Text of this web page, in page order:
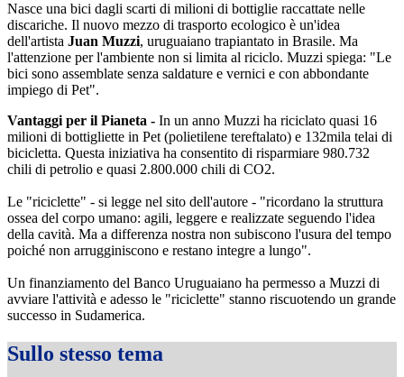
Nasce una bici dagli scarti di milioni di bottiglie raccattate nelle
discariche. Il nuovo mezzo di trasporto ecologico è un'idea
dell'artista Juan Muzzi, uruguaiano trapiantato in Brasile. Ma
l'attenzione per l'ambiente non si limita al riciclo. Muzzi spiega: "Le
bici sono assemblate senza saldature e vernici e con abbondante
impiego di Pet".
Vantaggi per il Pianeta - In un anno Muzzi ha riciclato quasi 16
milioni di bottigliette in Pet (polietilene tereftalato) e 132mila telai di
bicicletta. Questa iniziativa ha consentito di risparmiare 980.732
chili di petrolio e quasi 2.800.000 chili di CO2.
Le "riciclette" - si legge nel sito dell'autore - "ricordano la struttura
ossea del corpo umano: agili, leggere e realizzate seguendo l'idea
della cavità. Ma a differenza nostra non subiscono l'usura del tempo
poiché non arrugginiscono e restano integre a lungo".
Un finanziamento del Banco Uruguaiano ha permesso a Muzzi di
avviare l'attività e adesso le "riciclette" stanno riscuotendo un grande
successo in Sudamerica.
Sullo stesso tema